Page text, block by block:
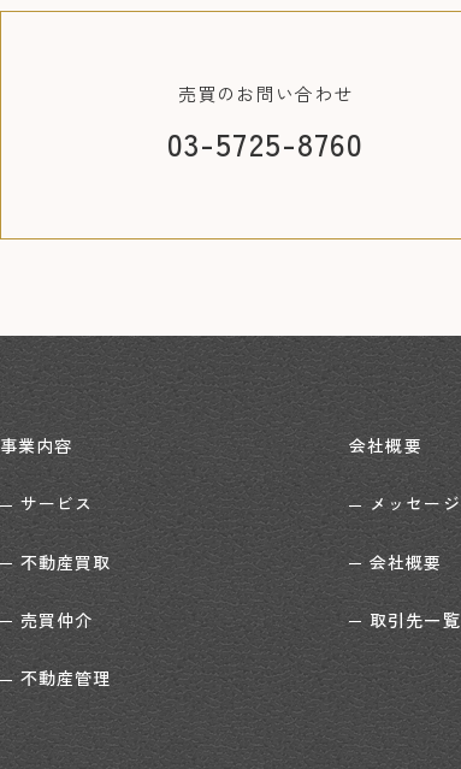
売買の お問い合わせ
03-5725-8760
事業内容
サービス
不動産買取
売買仲介
不動産管理
会社概要
メッセージ
会社概要
取引先一覧